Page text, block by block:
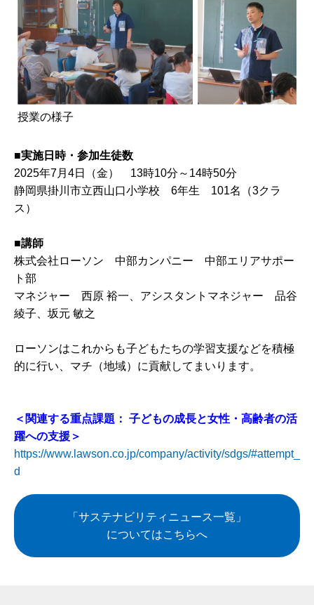
授業の様子
■実施日時・参加生徒数
2025年7月4日（金） 13時10分～14時50分
静岡県掛川市立西山口小学校 6年生 101名（3クラ
ス）
■講師
株式会社ローソン 中部カンパニー 中部エリアサポー
ト部
マネジャー 西原 裕一、アシスタントマネジャー 品谷
綾子、坂元 敏之
ローソンはこれからも子どもたちの学習支援などを積極
的に行い、マチ（地域）に貢献してまいります。
＜関連する重点課題： 子どもの成長と女性・高齢者の活
躍への支援＞
https://www.lawson.co.jp/company/activity/sdgs/#attempt_
d
「サステナビリティニュース一覧」
についてはこちらへ